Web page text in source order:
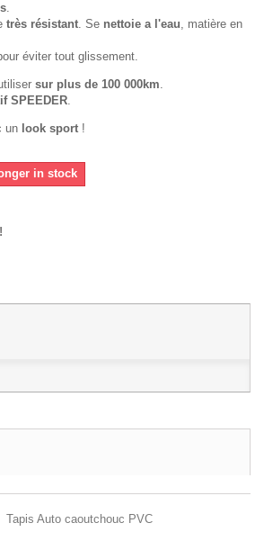
.
très résistant. Se nettoie a l'eau, matière en
éviter tout glissement.
sur plus de 100 000km.
SPEEDER.
un look sport !
in stock
Tapis Auto caoutchouc PVC